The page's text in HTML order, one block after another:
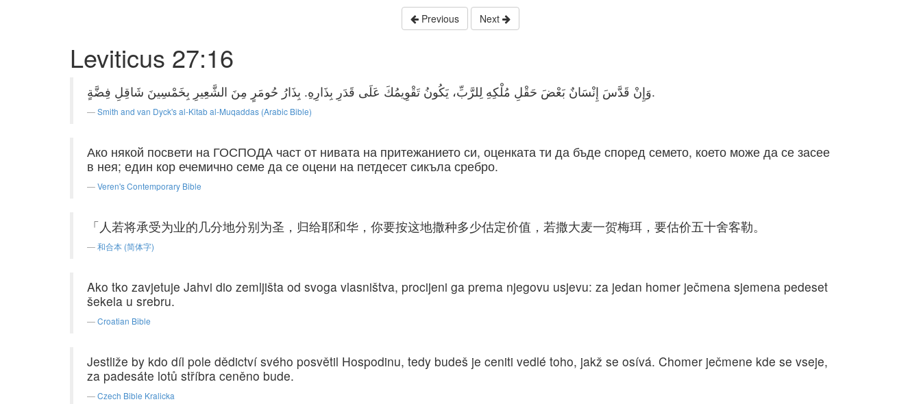
Previous Next
Leviticus 27:16
وَإِنْ قَدَّسَ إِنْسَانٌ بَعْضَ حَقْلِ مُلْكِهِ لِلرَّبِّ، يَكُونُ تَقْوِيمُكَ عَلَى قَدَرِ بِذَارِهِ. بِذَارُ حُومَرٍ مِنَ الشَّعِيرِ بِخَمْسِينَ شَاقِلِ فِضَّةٍ.
Smith and van Dyck's al-Kitab al-Muqaddas (Arabic Bible)
Ако някой посвети на ГОСПОДА част от нивата на притежанието си, оценката ти да бъде според семето, което може да се засее
в нея; един кор ечемично семе да се оцени на петдесет сикъла сребро.
Veren's Contemporary Bible
「人若将承受为业的几分地分别为圣，归给耶和华，你要按这地撒种多少估定价值，若撒大麦一贺梅珥，要估价五十舍客勒。
和合本 (简体字)
Ako tko zavjetuje Jahvi dio zemljišta od svoga vlasništva, procijeni ga prema njegovu usjevu: za jedan homer ječmena sjemena pedeset
šekela u srebru.
Croatian Bible
Jestliže by kdo díl pole dědictví svého posvětil Hospodinu, tedy budeš je ceniti vedlé toho, jakž se osívá. Chomer ječmene kde se vseje,
za padesáte lotů stříbra ceněno bude.
Czech Bible Kralicka